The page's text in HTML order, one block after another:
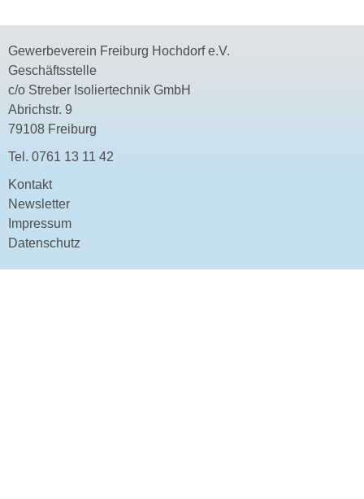
Gewerbeverein Freiburg Hochdorf e.V.
Geschäftsstelle
c/o Streber Isoliertechnik GmbH
Abrichstr. 9
79108 Freiburg
Tel. 0761 13 11 42
Kontakt
Newsletter
Impressum
Datenschutz